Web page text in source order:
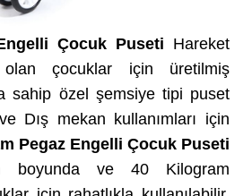
Çocuk Puseti Hareket
olan çocuklar için üretilmiş
sahip özel şemsiye tipi puset
Dış mekan kullanımları için
Pegaz Engelli Çocuk Puseti
boyunda ve 40 Kilogram